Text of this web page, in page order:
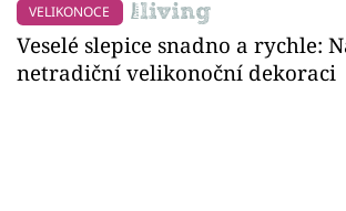
VELIKONOCE
Veselé slepice snadno a rychle:
netradiční velikonoční dekoraci